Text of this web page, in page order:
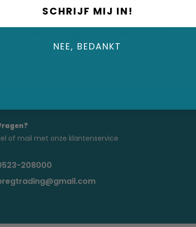
dek beugel rubberboot
16:00 uur besteld, vandaag verzonden
of mail met onze klantenservice
208000
SCHRIJF MIJ IN!
NEE, BEDANKT